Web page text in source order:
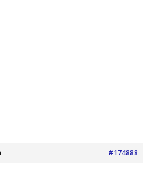
#174888